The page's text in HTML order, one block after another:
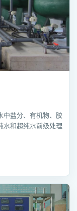
中盐分、有机物、胶
水和超纯水前级处理